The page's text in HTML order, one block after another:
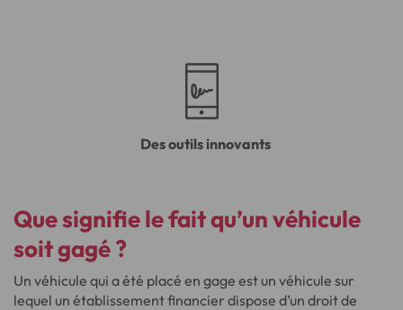
Des outils innovants
Que signifie le fait qu’un véhicule
soit gagé ?
Un véhicule qui a été placé en gage est un véhicule sur
lequel un établissement financier dispose d’un droit de